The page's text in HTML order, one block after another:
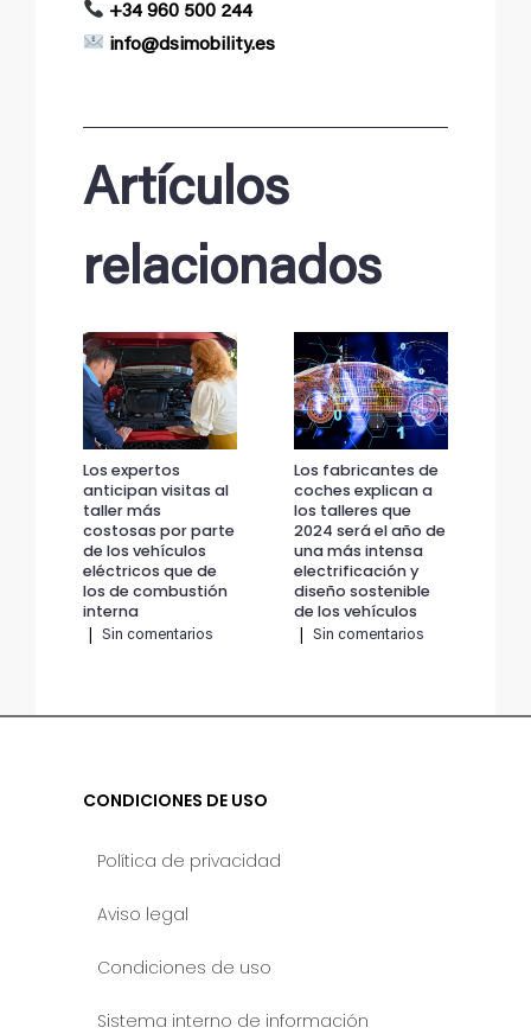
+34 960 500 244
info@dsimobility.es
Artículos
relacionados
Los expertos
anticipan visitas al
taller más
costosas por parte
de los vehículos
eléctricos que de
los de combustión
interna
Sin comentarios
Los fabricantes de
coches explican a
los talleres que
2024 será el año de
una más intensa
electrificación y
diseño sostenible
de los vehículos
Sin comentarios
CONDICIONES DE USO
Política de privacidad
Aviso legal
Condiciones de uso
Sistema interno de información